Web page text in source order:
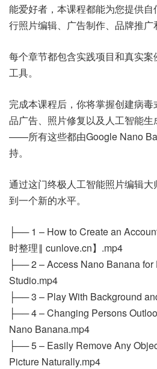
能爱好者，本课程都能为您提供
行照片编辑、广告制作、品牌推广
每个章节都包含实践项目和真实
工具。
完成本课程后，你将掌握创建病
品广告、照片修复以及人工智能
——所有这些都由Google Nano
持。
通过这门终极人工智能照片编辑
到一个新的水平。
├── 1 – How to Create an
时整理‖ cunlove.cn】.mp4
├── 2 – Access Nano Banana
Studio.mp4
├── 3 – Play With Background
├── 4 – Changing Persons
Nano Banana.mp4
├── 5 – Easily Remove Any
Picture Naturally.mp4